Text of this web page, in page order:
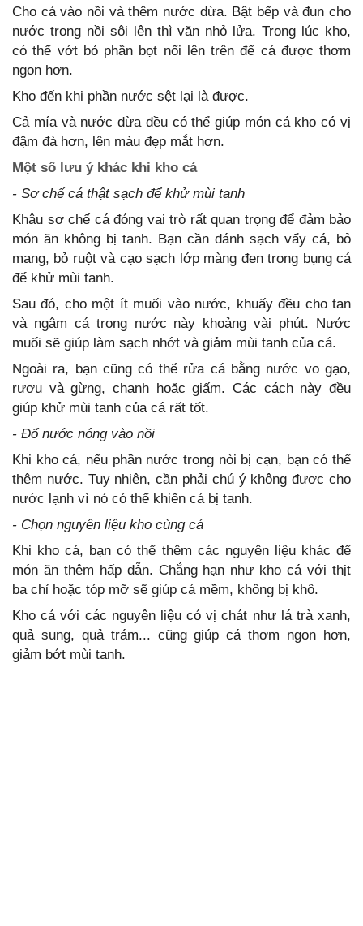
Cho cá vào nồi và thêm nước dừa. Bật bếp và đun cho
nước trong nồi sôi lên thì vặn nhỏ lửa. Trong lúc kho,
có thể vớt bỏ phần bọt nổi lên trên để cá được thơm
ngon hơn.
Kho đến khi phần nước sệt lại là được.
Cả mía và nước dừa đều có thể giúp món cá kho có vị
đậm đà hơn, lên màu đẹp mắt hơn.
Một số lưu ý khác khi kho cá
- Sơ chế cá thật sạch để khử mùi tanh
Khâu sơ chế cá đóng vai trò rất quan trọng để đảm bảo
món ăn không bị tanh. Bạn cần đánh sạch vẩy cá, bỏ
mang, bỏ ruột và cạo sạch lớp màng đen trong bụng cá
để khử mùi tanh.
Sau đó, cho một ít muối vào nước, khuấy đều cho tan
và ngâm cá trong nước này khoảng vài phút. Nước
muối sẽ giúp làm sạch nhớt và giảm mùi tanh của cá.
Ngoài ra, bạn cũng có thể rửa cá bằng nước vo gạo,
rượu và gừng, chanh hoặc giấm. Các cách này đều
giúp khử mùi tanh của cá rất tốt.
- Đổ nước nóng vào nồi
Khi kho cá, nếu phần nước trong nòi bị cạn, bạn có thể
thêm nước. Tuy nhiên, cần phải chú ý không được cho
nước lạnh vì nó có thể khiến cá bị tanh.
- Chọn nguyên liệu kho cùng cá
Khi kho cá, bạn có thể thêm các nguyên liệu khác để
món ăn thêm hấp dẫn. Chẳng hạn như kho cá với thịt
ba chỉ hoặc tóp mỡ sẽ giúp cá mềm, không bị khô.
Kho cá với các nguyên liệu có vị chát như lá trà xanh,
quả sung, quả trám... cũng giúp cá thơm ngon hơn,
giảm bớt mùi tanh.